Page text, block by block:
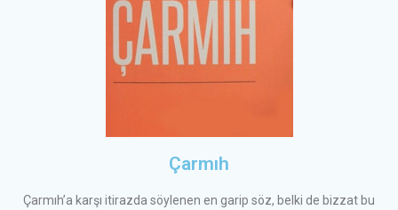
Çarmıh
Çarmıh’a karşı itirazda söylenen en garip söz, belki de bizzat bu